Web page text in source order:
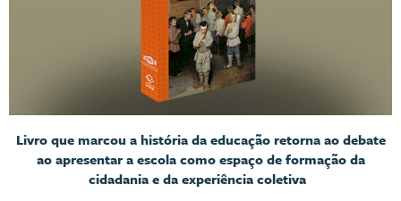
Livro que marcou a história da educação retorna ao debate
ao apresentar a escola como espaço de formação da
cidadania e da experiência coletiva